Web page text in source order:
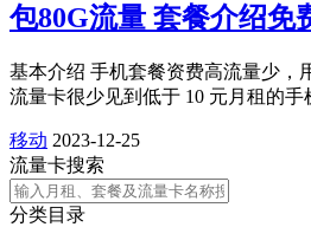
包80G流量 套餐介绍免
基本介绍 手机套餐资费高流量少，
流量卡很少见到低于 10 元月租的
移动 2023-12-25
流量卡搜索
分类目录